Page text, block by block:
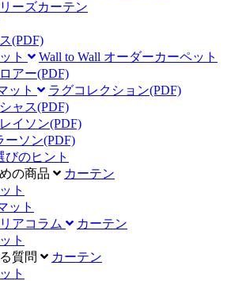
ーズカーテン
(PDF)
ト
Wall to Wall オーダーカーペット
アー(PDF)
ット
ラグコレクション(PDF)
ャス(PDF)
イソン(PDF)
ーソン(PDF)
びのヒント
の商品
カーテン
ト
ット
アコラム
カーテン
ト
質問
カーテン
ト